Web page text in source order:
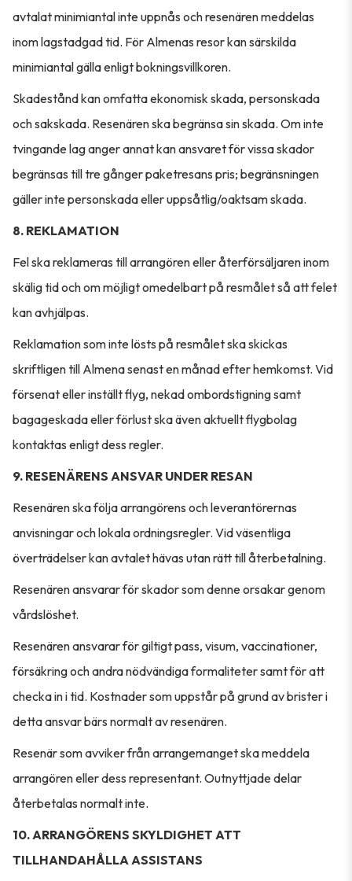
avtalat minimiantal inte uppnås och resenären meddelas
inom lagstadgad tid. För Almenas resor kan särskilda
minimiantal gälla enligt bokningsvillkoren.
Skadestånd kan omfatta ekonomisk skada, personskada
och sakskada. Resenären ska begränsa sin skada. Om inte
tvingande lag anger annat kan ansvaret för vissa skador
begränsas till tre gånger paketresans pris; begränsningen
gäller inte personskada eller uppsåtlig/oaktsam skada.
8. REKLAMATION
Fel ska reklameras till arrangören eller återförsäljaren inom
skälig tid och om möjligt omedelbart på resmålet så att felet
kan avhjälpas.
Reklamation som inte lösts på resmålet ska skickas
skriftligen till Almena senast en månad efter hemkomst. Vid
försenat eller inställt flyg, nekad ombordstigning samt
bagageskada eller förlust ska även aktuellt flygbolag
kontaktas enligt dess regler.
9. RESENÄRENS ANSVAR UNDER RESAN
Resenären ska följa arrangörens och leverantörernas
anvisningar och lokala ordningsregler. Vid väsentliga
överträdelser kan avtalet hävas utan rätt till återbetalning.
Resenären ansvarar för skador som denne orsakar genom
vårdslöshet.
Resenären ansvarar för giltigt pass, visum, vaccinationer,
försäkring och andra nödvändiga formaliteter samt för att
checka in i tid. Kostnader som uppstår på grund av brister i
detta ansvar bärs normalt av resenären.
Resenär som avviker från arrangemanget ska meddela
arrangören eller dess representant. Outnyttjade delar
återbetalas normalt inte.
10. ARRANGÖRENS SKYLDIGHET ATT
TILLHANDAHÅLLA ASSISTANS